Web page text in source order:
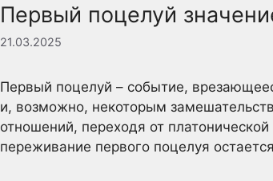
Первый поцелуй
21.03.2025
Первый поцелуй – событие,
и, возможно, некоторым
отношений, переходя от
переживание первого поцелуя